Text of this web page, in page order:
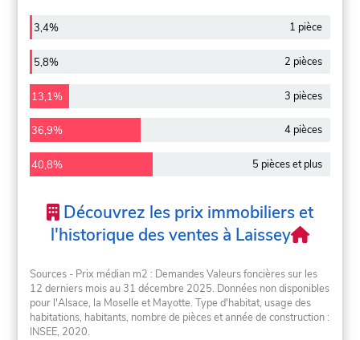
3,4% 1 pièce
5,8% 2 pièces
13,1% 3 pièces
36,9% 4 pièces
40,8% 5 pièces et plus
Découvrez les prix immobiliers et
l'historique des ventes à Laissey
Sources - Prix médian m2 : Demandes Valeurs foncières sur les
12 derniers mois au 31 décembre 2025. Données non disponibles
pour l'Alsace, la Moselle et Mayotte. Type d'habitat, usage des
habitations, habitants, nombre de pièces et année de construction :
INSEE, 2020.